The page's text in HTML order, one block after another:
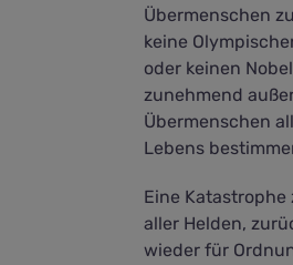
Übermenschen
keine
oder keinen
zunehmend
Übermenschen
Lebens
Eine
aller Helden,
wieder für